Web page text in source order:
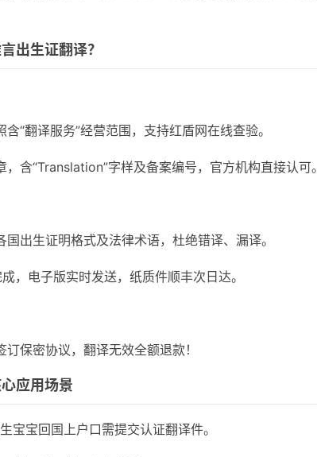
出生证翻译？
“翻译服务”经营范围，支持红盾网在线查验。
含“Translation”字样及备案编号，官方机构直接认可。
出生证明格式及法律术语，杜绝错译、漏译。
，电子版实时发送，纸质件顺丰次日达。
保密协议，翻译无效全额退款！
应用场景
宝宝回国上户口需提交认证翻译件。